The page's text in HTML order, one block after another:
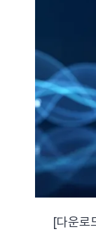
블로그
자료실
기술지원
[다운로